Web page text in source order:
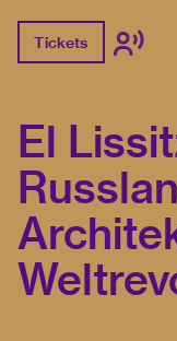
Tickets
El